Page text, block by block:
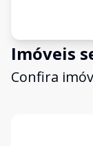
Imóveis
Confira